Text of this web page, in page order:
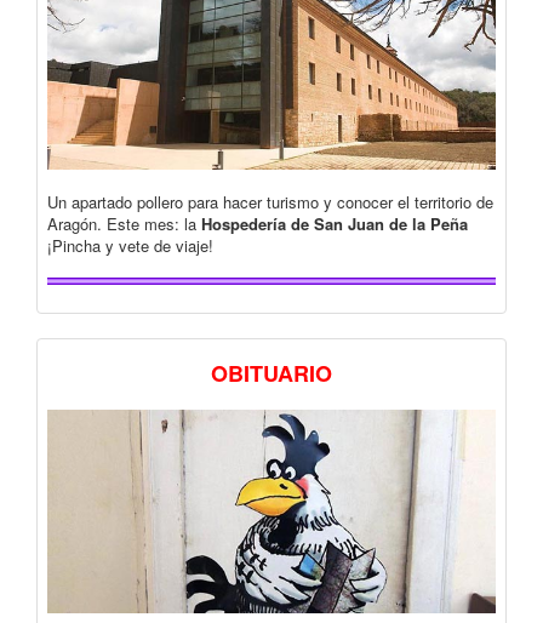
Un apartado pollero para hacer turismo y conocer el territorio de
Aragón. Este mes: la Hospedería de San Juan de la Peña
¡Pincha y vete de viaje!
OBITUARIO